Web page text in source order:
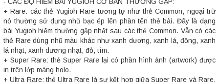
+ Rare: các thẻ Yugioh Rare tương tự như thẻ Common, ngoại trừ
nó thường sử dụng nhũ bạc ép lên phần tên thẻ bài. Đây là dạng
bài Yugioh hiếm thường gặp nhất sau các thẻ Common. Vẫn có các
thẻ Rare dùng nhũ màu khác như xanh dương, xanh lá, đồng, xanh
lá nhạt, xanh dương nhạt, đỏ, tím.
+ Super Rare: thẻ Super Rare lại có phần hình ảnh (artwork) được
in trên lớp màng holo.
+ Ultra Rare: thẻ Ultra Rare là sự kết hợp giữa Super Rare và Rare.